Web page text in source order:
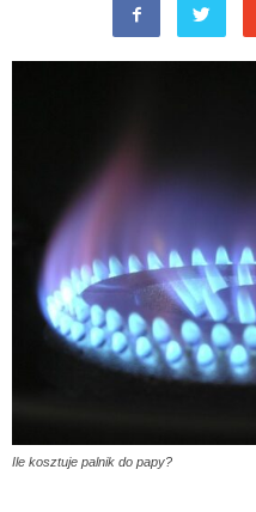
Ile kosztuje palnik do papy?